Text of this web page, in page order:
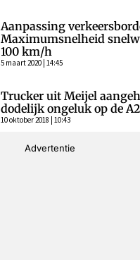
Aanpassing
Maximumsnelheid
100 km/h
5 maart 2020 | 14:45
Trucker uit Meijel
dodelijk ongeluk op de A2
10 oktober 2018 | 10:43
Advertentie